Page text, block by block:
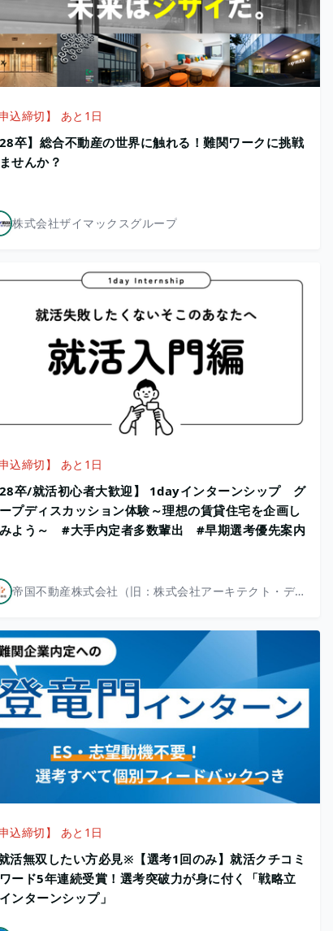
申込締切】 あと1日
28卒】総合不動産の世界に触れる！難関ワークに挑戦
せんか？
株式会社ザイマックスグループ
申込締切】 あと1日
28卒/就活初心者大歓迎】 1dayインターンシップ グ
プディスカッション体験～理想の賃貸住宅を企画し
よう～ #大手内定者多数輩出 #早期選考優先案内
帝国不動産株式会社（旧：株式会社アーキテクト・ディベロッパー）
申込締切】 あと1日
活無双したい方必見※【選考1回のみ】就活クチコミ
ード5年連続受賞！選考突破力が身に付く「戦略立
ンターンシップ」